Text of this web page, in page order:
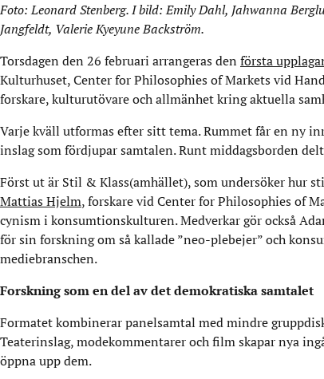
Foto: Leonard Stenberg. I bild: Emily Dahl, Jahwanna
Jangfeldt, Valerie Kyeyune Backström.
Torsdagen den 26 februari arrangeras den första
Kulturhuset, Center for Philosophies of Markets vid
forskare, kulturutövare och allmänhet kring aktuella
Varje kväll utformas efter sitt tema. Rummet får en ny
inslag som fördjupar samtalen. Runt middagsborden
Först ut är Stil & Klass(amhället), som undersöker hur
Mattias Hjelm, forskare vid Center for Philosophies of
cynism i konsumtionskulturen. Medverkar gör också
för sin forskning om så kallade ”neo-plebejer” och
mediebranschen.
Forskning som en del av det demokratiska samtalet
Formatet kombinerar panelsamtal med mindre
Teaterinslag, modekommentarer och film skapar nya
öppna upp dem.